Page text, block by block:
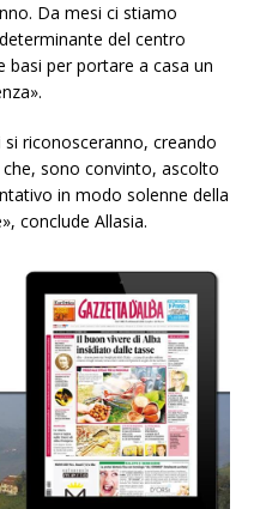
Da mesi ci stiamo
del centro
per portare a casa un
riconosceranno, creando
sono convinto, ascolto
in modo solenne della
conclude Allasia.